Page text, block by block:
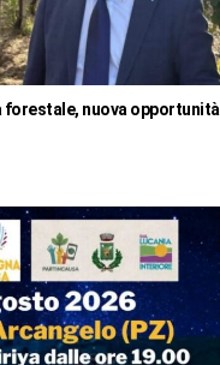
forestale, nuova opportunità